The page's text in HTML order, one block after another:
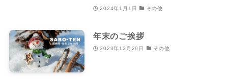
2024年1月1日 その他
年末のご挨拶
2023年12月29日 その他